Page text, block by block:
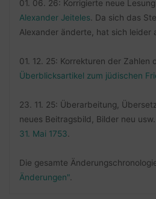
01. 06. 26: Korrigierte neue
Alexander Jeiteles . Da sich das
Alexander änderte, hat sich leider
01. 12. 25: Korrekturen der Zahlen
Überblicksartikel zum jüdischen
23. 11. 25: Überarbeitung,
neues Beitragsbild, Bilder neu
31. Mai 1753
Die gesamte
Änderungen".